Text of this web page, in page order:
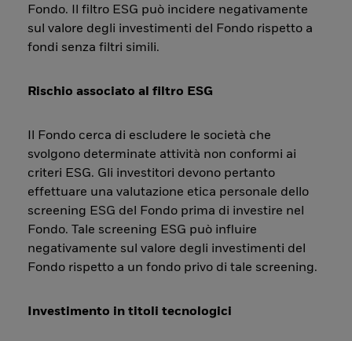
Fondo. Il filtro ESG può incidere negativamente
sul valore degli investimenti del Fondo rispetto a
fondi senza filtri simili.
Rischio associato al filtro ESG
Il Fondo cerca di escludere le società che
svolgono determinate attività non conformi ai
criteri ESG. Gli investitori devono pertanto
effettuare una valutazione etica personale dello
screening ESG del Fondo prima di investire nel
Fondo. Tale screening ESG può influire
negativamente sul valore degli investimenti del
Fondo rispetto a un fondo privo di tale screening.
Investimento in titoli tecnologici